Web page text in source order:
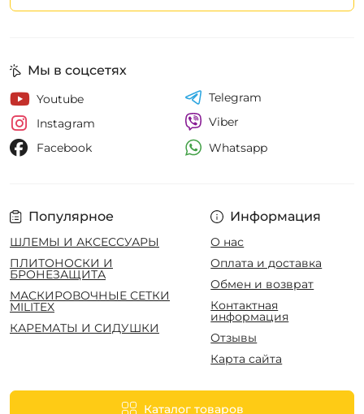
Популярное
ШЛЕМЫ И АКСЕССУАРЫ
ПЛИТОНОСКИ И
БРОНЕЗАЩИТА
МАСКИРОВОЧНЫЕ СЕТКИ
MILITEX
КАРЕМАТЫ И СИДУШКИ
Информация
О нас
Оплата и доставка
Обмен и возврат
Контактная
информация
Отзывы
Карта сайта
Каталог товаров
Мы в соцсетях
Youtube
Instagram
Facebook
Telegram
Viber
Whatsapp